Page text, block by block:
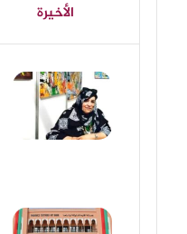
الأخيرة